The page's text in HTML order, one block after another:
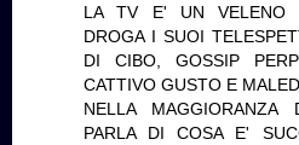
LA TV E' UN VELENO
DROGA I SUOI
DI CIBO, GOSSIP
CATTIVO GUSTO E
NELLA
PARLA DI COSA E'